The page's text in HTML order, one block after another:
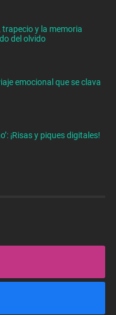
trapecio y la memoria
del olvido
emocional que se clava
¡Risas y piques digitales!